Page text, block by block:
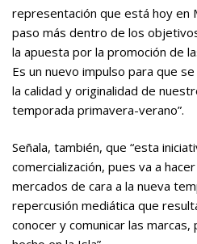
representación que está hoy en
paso más dentro de los
la apuesta por la promoción de
Es un nuevo impulso para que
la calidad y originalidad de
temporada primavera-verano”.
Señala, también, que “esta
comercialización, pues va a
mercados de cara a la nueva
repercusión mediática que
conocer y comunicar las